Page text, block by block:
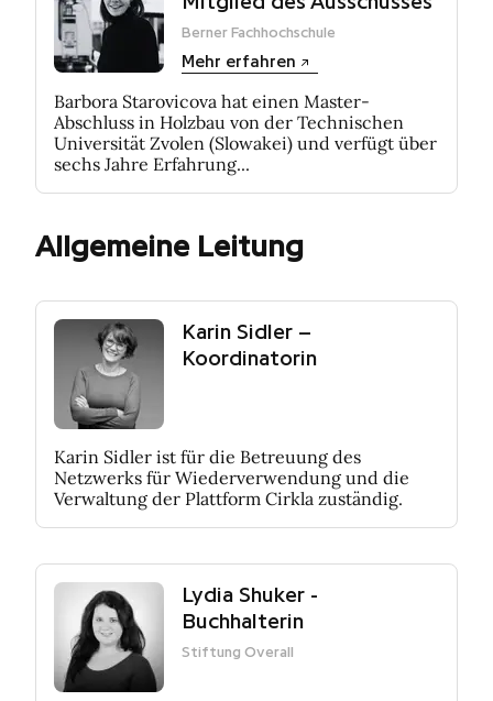
Berner Fachhochschule
Mehr erfahren
Barbora Starovicova hat einen Master-
Abschluss in Holzbau von der Technischen
Universität Zvolen (Slowakei) und verfügt über
sechs Jahre Erfahrung...
Allgemeine Leitung
Karin Sidler –
Koordinatorin
Karin Sidler ist für die Betreuung des
Netzwerks für Wiederverwendung und die
Verwaltung der Plattform Cirkla zuständig.
Lydia Shuker -
Buchhalterin
Stiftung Overall